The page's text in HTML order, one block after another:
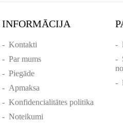
INFORMĀCIJA
-Kontakti
-Par mums
-Piegāde
- Apmaksa
-Konfidencialitātes politika
-Noteikumi
-
-
-